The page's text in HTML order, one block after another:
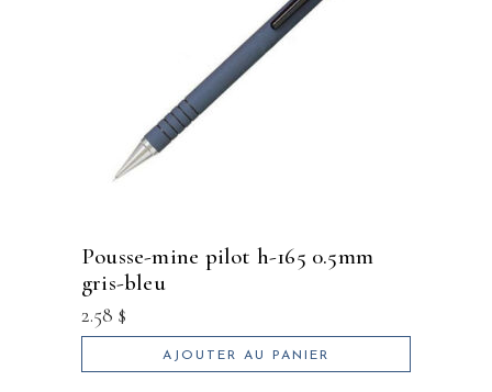
pousse-mine pilot h-165 0.5mm
gris-bleu
2.58 $
AJOUTER AU PANIER